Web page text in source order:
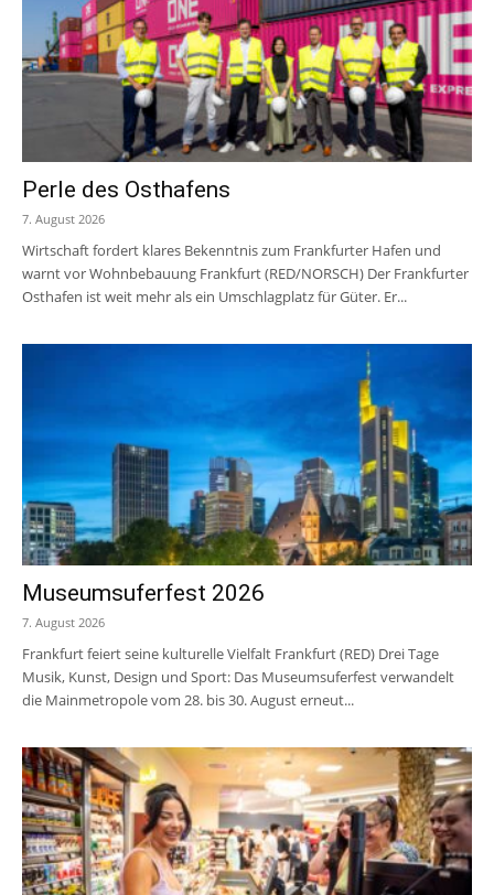
Perle des Osthafens
7. August 2026
Wirtschaft fordert klares Bekenntnis zum Frankfurter Hafen und
warnt vor Wohnbebauung Frankfurt (RED/NORSCH) Der Frankfurter
Osthafen ist weit mehr als ein Umschlagplatz für Güter. Er...
Museumsuferfest 2026
7. August 2026
Frankfurt feiert seine kulturelle Vielfalt Frankfurt (RED) Drei Tage
Musik, Kunst, Design und Sport: Das Museumsuferfest verwandelt
die Mainmetropole vom 28. bis 30. August erneut...